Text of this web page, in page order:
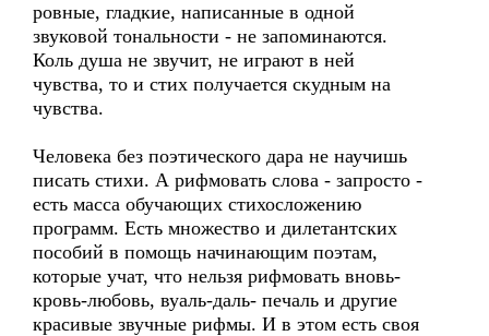
ровные, гладкие, написанные в одной
звуковой тональности - не запоминаются.
Коль душа не звучит, не играют в ней
чувства, то и стих получается скудным на
чувства.
Человека без поэтического дара не научишь
писать стихи. А рифмовать слова - запросто -
есть масса обучающих стихосложению
программ. Есть множество и дилетантских
пособий в помощь начинающим поэтам,
которые учат, что нельзя рифмовать вновь-
кровь-любовь, вуаль-даль- печаль и другие
красивые звучные рифмы. И в этом есть своя